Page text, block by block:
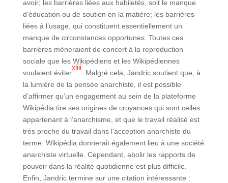
avoir; les barrières liées aux habiletés, soit le manque
d’éducation ou de soutien en la matière; les barrières
liées à l’usage, qui constituent essentiellement un
manque de circonstances opportunes. Toutes ces
barrières mèneraient de concert à la reproduction
sociale que les Wikipédiens et les Wikipédiennes
voulaient éviter
xliii
. Malgré cela, Jandric soutient que, à
la lumière de la pensée anarchiste, il est possible
d’affirmer qu’un engagement au sein de la plateforme
Wikipédia tire ses origines de croyances qui sont celles
appartenant à l’anarchisme, et que le travail réalisé est
très proche du travail dans l’acception anarchiste du
terme. Wikipédia donnerait également lieu à une société
anarchiste virtuelle. Cependant, abolir les rapports de
pouvoir dans la réalité quotidienne est plus difficile.
Enfin, Jandric termine sur une citation intéressante :